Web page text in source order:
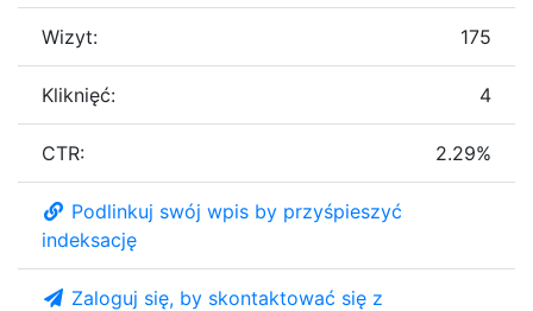
Wizyt: 175
Kliknięć: 4
CTR: 2.29%
Podlinkuj swój wpis by przyśpieszyć
indeksację
Zaloguj się, by skontaktować się z